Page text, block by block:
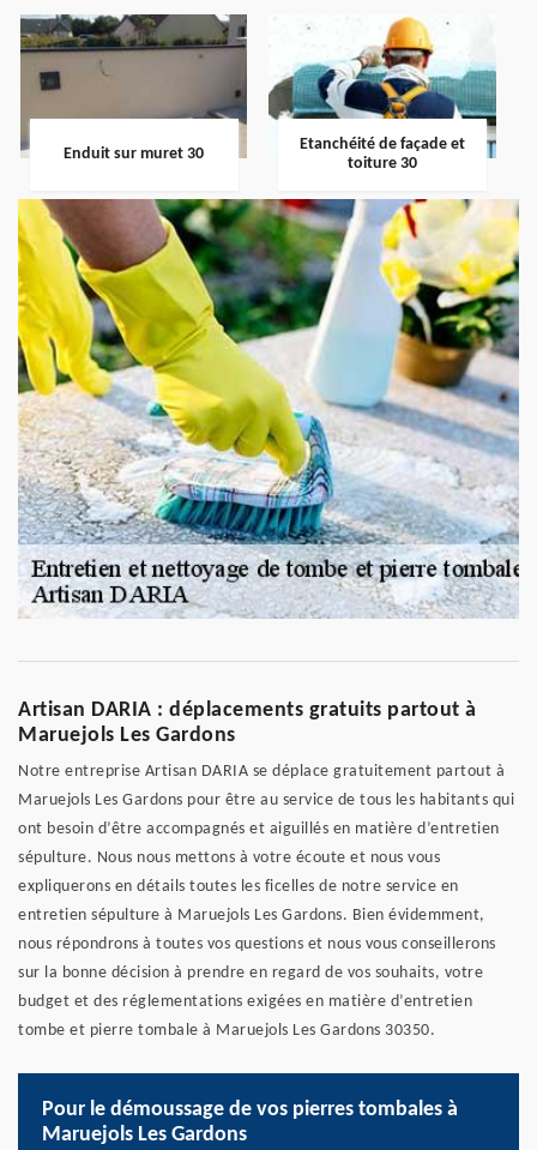
Enduit sur muret 30
Etanchéité de façade et
toiture 30
Artisan DARIA : déplacements gratuits partout à
Maruejols Les Gardons
Notre entreprise Artisan DARIA se déplace gratuitement partout à
Maruejols Les Gardons pour être au service de tous les habitants qui
ont besoin d’être accompagnés et aiguillés en matière d’entretien
sépulture. Nous nous mettons à votre écoute et nous vous
expliquerons en détails toutes les ficelles de notre service en
entretien sépulture à Maruejols Les Gardons. Bien évidemment,
nous répondrons à toutes vos questions et nous vous conseillerons
sur la bonne décision à prendre en regard de vos souhaits, votre
budget et des réglementations exigées en matière d’entretien
tombe et pierre tombale à Maruejols Les Gardons 30350.
Pour le démoussage de vos pierres tombales à
Maruejols Les Gardons